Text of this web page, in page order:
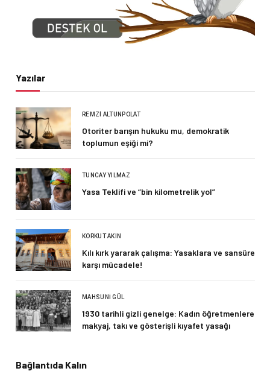
Yazılar
REMZI ALTUNPOLAT
Otoriter barışın hukuku mu, demokratik
toplumun eşiği mi?
TUNCAY YILMAZ
Yasa Teklifi ve “bin kilometrelik yol”
KORKUT AKIN
Kılı kırk yararak çalışma: Yasaklara ve sansüre
karşı mücadele!
MAHSUNI GÜL
1930 tarihli gizli genelge: Kadın öğretmenlere
makyaj, takı ve gösterişli kıyafet yasağı
Bağlantıda Kalın